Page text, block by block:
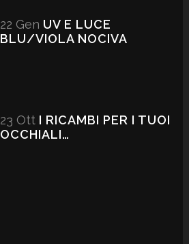
22 Gen UV E LUCE
BLU/VIOLA NOCIVA
23 Ott I RICAMBI PER I TUOI
OCCHIALI…